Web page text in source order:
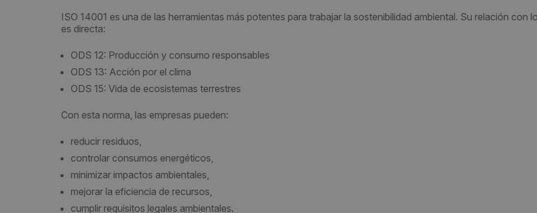
ISO 14001 es una de las herramientas más potentes para trabajar la sostenibilidad ambiental. Su relación con
es directa:
ODS 12: Producción y consumo responsables
ODS 13: Acción por el clima
ODS 15: Vida de ecosistemas terrestres
Con esta norma, las empresas pueden:
reducir residuos,
controlar consumos energéticos,
minimizar impactos ambientales,
mejorar la eficiencia de recursos,
cumplir requisitos legales ambientales.